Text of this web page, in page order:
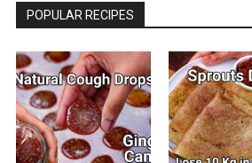
POPULAR RECIPES